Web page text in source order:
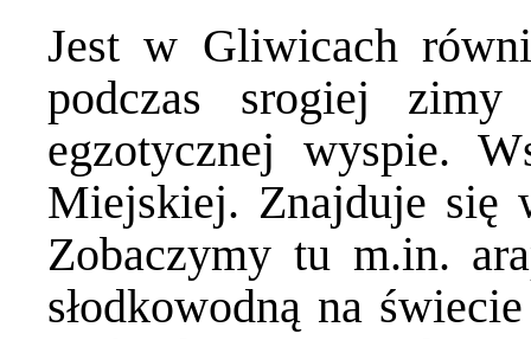
Jest w Gliwicach
podczas srogiej
egzotycznej wyspie.
Miejskiej. Znajduje
Zobaczymy tu m.in.
słodkowodną na